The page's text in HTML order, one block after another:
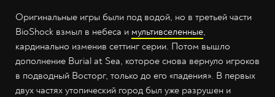
Оригинальные игры были под водой, но в третьей части
BioShock взмыл в небеса и мультивселенные,
кардинально изменив сеттинг серии. Потом вышло
дополнение Burial at Sea, которое снова вернуло игроков
в подводный Восторг, только до его «падения». В первых
двух частях утопический город был уже разрушен и